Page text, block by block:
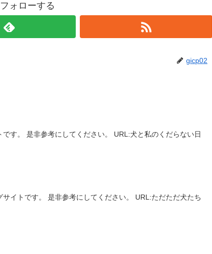
ォローする
gicp02
す。 是非参考にしてください。 URL:犬と私のくだらない日
イトです。 是非参考にしてください。 URL:ただただ犬たち